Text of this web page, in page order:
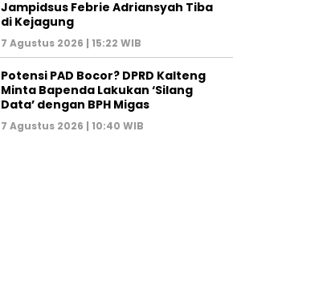
Jampidsus Febrie Adriansyah Tiba
di Kejagung
7 Agustus 2026 | 15:22 WIB
Potensi PAD Bocor? DPRD Kalteng
Minta Bapenda Lakukan ‘Silang
Data’ dengan BPH Migas
7 Agustus 2026 | 10:40 WIB